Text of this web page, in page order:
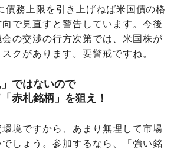
債務上限を引き上げねば米国債の格
で見直すと警告しています。今後
の交渉の行方次第では、米国株が
クがあります。要警戒ですね。
ではないので
赤札銘柄」を狙え！
境ですから、あまり無理して市場
しょう。参加するなら、「強い銘